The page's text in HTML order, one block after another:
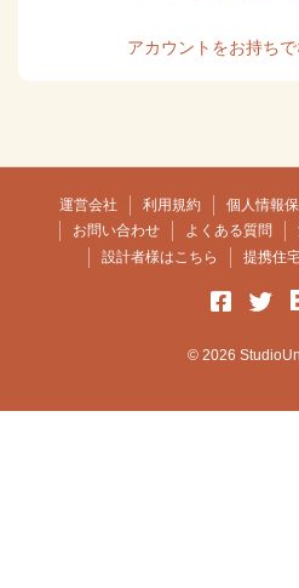
アカウントをお持ち
運営会社 利用規約 個人情報
お問い合わせ
よくある質問
設計者様はこちら
提携住
© 2026